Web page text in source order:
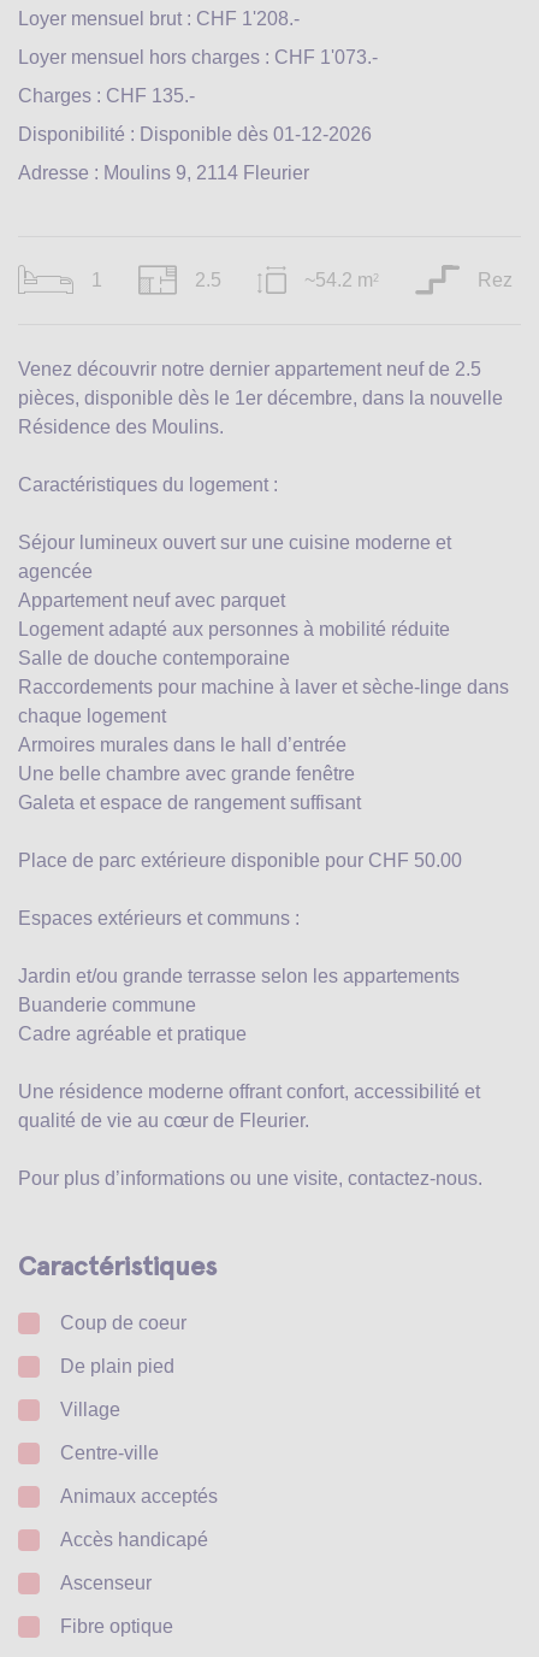
Loyer mensuel brut : CHF 1'208.-
Loyer mensuel hors charges : CHF 1'073.-
Charges : CHF 135.-
Disponibilité : Disponible dès 01-12-2026
Adresse : Moulins 9, 2114 Fleurier
1 2.5 ~54.2 m 2 Rez
Venez découvrir notre dernier appartement neuf de 2.5
pièces, disponible dès le 1er décembre, dans la nouvelle
Résidence des Moulins.
Caractéristiques du logement :
Séjour lumineux ouvert sur une cuisine moderne et
agencée
Appartement neuf avec parquet
Logement adapté aux personnes à mobilité réduite
Salle de douche contemporaine
Raccordements pour machine à laver et sèche-linge dans
chaque logement
Armoires murales dans le hall d’entrée
Une belle chambre avec grande fenêtre
Galeta et espace de rangement suffisant
Place de parc extérieure disponible pour CHF 50.00
Espaces extérieurs et communs :
Jardin et/ou grande terrasse selon les appartements
Buanderie commune
Cadre agréable et pratique
Une résidence moderne offrant confort, accessibilité et
qualité de vie au cœur de Fleurier.
Pour plus d’informations ou une visite, contactez-nous.
Caractéristiques
Coup de coeur
De plain pied
Village
Centre-ville
Animaux acceptés
Accès handicapé
Ascenseur
Fibre optique